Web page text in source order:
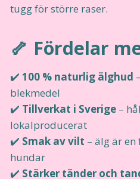
tugg för större raser.
🦴 Fördelar
✔️ 100 % naturlig älghud
blekmedel
✔️ Tillverkat i Sverige –
lokalproducerat
✔️ Smak av vilt – älg är
hundar
✔️ Stärker tänder och